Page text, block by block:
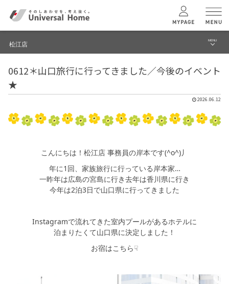
ユニバーサル ホームの特長
建築実例
シミュレー ション
松江店 MENU
ブログ
建築実例・事例
イベント
0612＊山口旅行に行ってきました／今後のイベント
★
2026.06.12
こんにちは！松江店 事務員の岸本です(^o^)丿
年に1回、家族旅行に行っている岸本家…
一昨年は広島の宮島に行き去年は香川県に行き
今年は2泊3日で山口県に行ってきました
Instagramで流れてきた室内プールがあるホテルに
泊まりたくて山口県に決定しました！
お宿はこちら☟